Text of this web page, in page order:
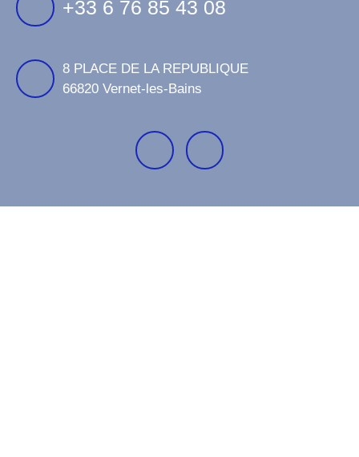
+33 6 76 85 43 08
8 PLACE DE LA REPUBLIQUE
66820 Vernet-les-Bains